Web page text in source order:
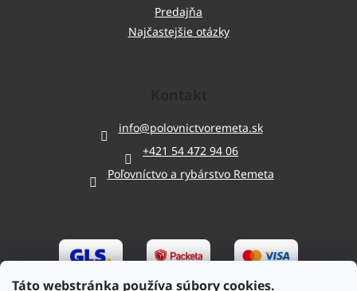
Táto webstránka používa súbory cookies.
Predajňa
Najčastejšie otázky
info@polovnictvoremeta.sk
+421 54 472 94 06
Poľovníctvo a rybárstvo Remeta